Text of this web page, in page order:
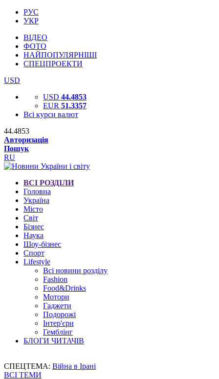
РУС
УКР
ВІДЕО
ФОТО
НАЙПОПУЛЯРНІШІ
СПЕЦПРОЕКТИ
USD
USD 44.4853
EUR 51.3357
Всі курси валют
44.4853
Авторизація
Пошук
RU
ВСІ РОЗДІЛИ
Головна
Україна
Місто
Світ
Бізнес
Наука
Шоу-бізнес
Спорт
Lifestyle
Всі новини розділу
Fashion
Food&Drinks
Мотори
Гаджети
Подорожі
Інтер'єри
Гемблінг
БЛОГИ ЧИТАЧІВ
СПЕЦТЕМА: Війна в Ірані
ВСІ ТЕМИ